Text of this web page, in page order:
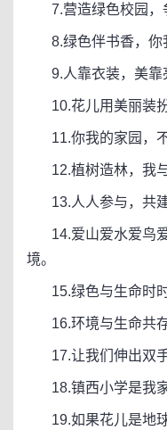
7.营造绿色校园，
8.绿色伴书香，你
9.人靠衣装，美靠
10.花儿用美丽装扮
11.你我的家园，
12.植树造林，我与
13.人人参与，共建
14.爱山爱水爱鸟爱
境。
15.绿色与生命时时
16.环境与生命共存
17.让我们伸出双手
18.镇西小学是我家
19.如果花儿是地球